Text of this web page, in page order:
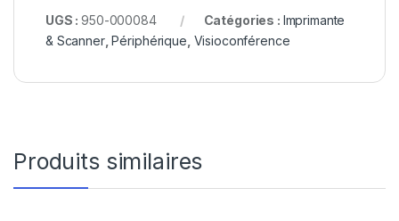
UGS :950-000084 Catégories : Imprimante
& Scanner,Périphérique Visioconférence
Produits similaires